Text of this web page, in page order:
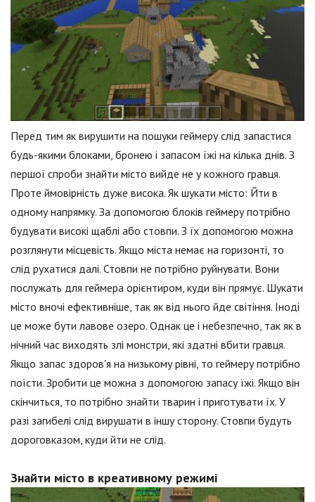
Перед тим як вирушити на пошуки геймеру слід запастися
будь-якими блоками, бронею і запасом їжі на кілька днів. З
першої спроби знайти місто вийде не у кожного гравця.
Проте ймовірність дуже висока. Як шукати місто: Йти в
одному напрямку. За допомогою блоків геймеру потрібно
будувати високі щаблі або стовпи. З їх допомогою можна
розглянути місцевість. Якщо міста немає на горизонті, то
слід рухатися далі. Стовпи не потрібно руйнувати. Вони
послужать для геймера орієнтиром, куди він прямує. Шукати
місто вночі ефективніше, так як від нього йде світіння. Іноді
це може бути лавове озеро. Однак це і небезпечно, так як в
нічний час виходять злі монстри, які здатні вбити гравця.
Якщо запас здоров'я на низькому рівні, то геймеру потрібно
поїсти. Зробити це можна з допомогою запасу їжі. Якщо він
скінчиться, то потрібно знайти тварин і приготувати їх. У
разі загибелі слід вирушати в іншу сторону. Стовпи будуть
дороговказом, куди йти не слід.
Знайти місто в креативному режимі